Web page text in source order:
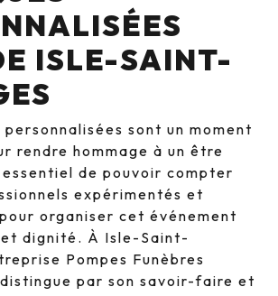
ISLE-SAINT-
personnalisées sont un moment
rendre hommage à un être
de pouvoir compter
expérimentés et
organiser cet événement
dignité. À Isle-Saint-
Pompes Funèbres
par son savoir-faire et